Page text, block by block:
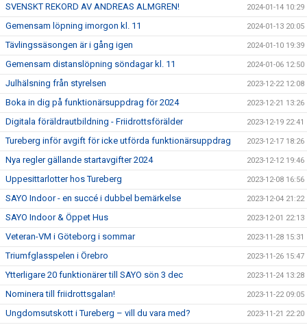
SVENSKT REKORD AV ANDREAS ALMGREN! 2024-01-14 10:29
Gemensam löpning imorgon kl. 11 2024-01-13 20:05
Tävlingssäsongen är i gång igen 2024-01-10 19:39
Gemensam distanslöpning söndagar kl. 11 2024-01-06 12:50
Julhälsning från styrelsen 2023-12-22 12:08
Boka in dig på funktionärsuppdrag för 2024 2023-12-21 13:26
Digitala föräldrautbildning - Friidrottsförälder 2023-12-19 22:41
Tureberg inför avgift för icke utförda funktionärsuppdrag 2023-12-17 18:26
Nya regler gällande startavgifter 2024 2023-12-12 19:46
Uppesittarlotter hos Tureberg 2023-12-08 16:56
SAYO Indoor - en succé i dubbel bemärkelse 2023-12-04 21:22
SAYO Indoor & Öppet Hus 2023-12-01 22:13
Veteran-VM i Göteborg i sommar 2023-11-28 15:31
Triumfglasspelen i Örebro 2023-11-26 15:47
Ytterligare 20 funktionärer till SAYO sön 3 dec 2023-11-24 13:28
Nominera till friidrottsgalan! 2023-11-22 09:05
Ungdomsutskott i Tureberg – vill du vara med? 2023-11-21 22:20